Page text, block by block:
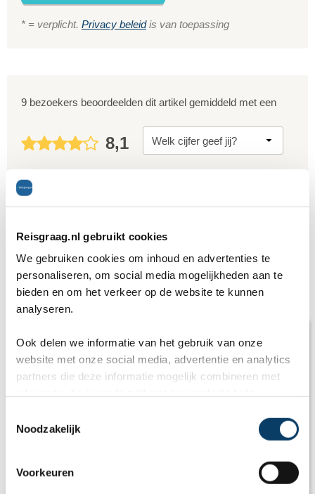
Reisgraag.nl gebruikt cookies
We gebruiken cookies om inhoud en advertenties te
personaliseren, om social media mogelijkheden aan te
bieden en om het verkeer op de website te kunnen
analyseren.
Ook delen we informatie van het gebruik van onze
website met onze social media, advertentie en analytics
partners die deze informatie mogelijk combineren met
Noodzakelijk
Voorkeuren
* = verplicht. Privacy beleidis van toepassing
9 bezoekers beoordeelden dit artikel gemiddeld met een
8,1
Deel dit artikel
Gerelateerde artikelen